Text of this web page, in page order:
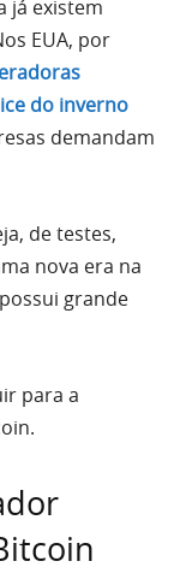
já existem
EUA, por
do inverno
demandam
de testes,
nova era na
grande
para a